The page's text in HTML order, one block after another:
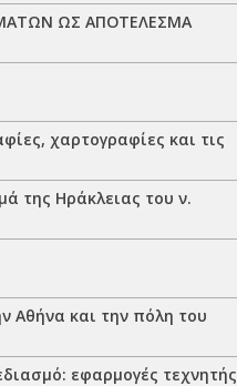
ΩΣ ΑΠΟΤΕΛΕΣΜΑ
χαρτογραφίες και τις
της Ηράκλειας του ν.
Αθήνα και την πόλη του
εφαρμογές τεχνητής